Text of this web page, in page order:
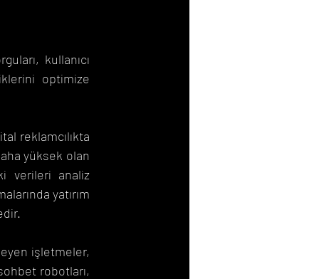
kullanıcı
optimize
reklamcılıkta
yüksek olan
verileri analiz
yatırım
işletmeler,
robotları,